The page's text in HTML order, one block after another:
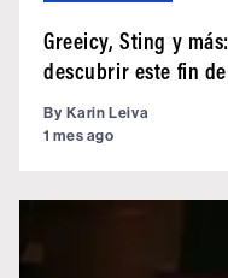
Greeicy, Sting y
descubrir este fin
By Karin Leiva
1 mes ago